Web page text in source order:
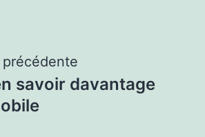
savoir davantage